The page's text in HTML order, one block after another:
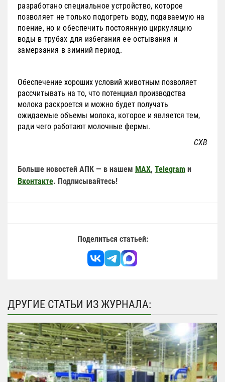
разработано специальное устройство, которое
позволяет не только подогреть воду, подаваемую на
поение, но и обеспечить постоянную циркуляцию
воды в трубах для избегания ее остывания и
замерзания в зимний период.
Обеспечение хороших условий животным позволяет
рассчитывать на то, что потенциал производства
молока раскроется и можно будет получать
ожидаемые объемы молока, которое и является тем,
ради чего работают молочные фермы.
СХВ
Больше новостей АПК — в нашем MAX, Telegram и
Вконтакте. Подписывайтесь!
Поделиться статьей:
ДРУГИЕ СТАТЬИ ИЗ ЖУРНАЛА: